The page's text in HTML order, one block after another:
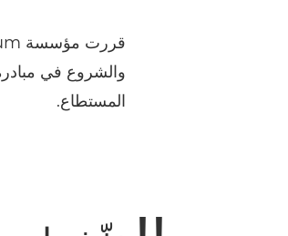
والشروع في
المستطاع.